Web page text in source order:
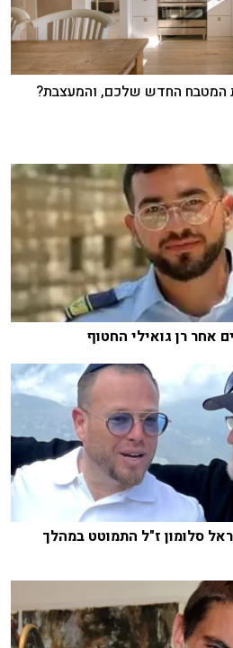
המטבח החדש שלכם, והמעצבת?
רן גואילי החטוף
סלומון ז"ל התמוטט במהלך